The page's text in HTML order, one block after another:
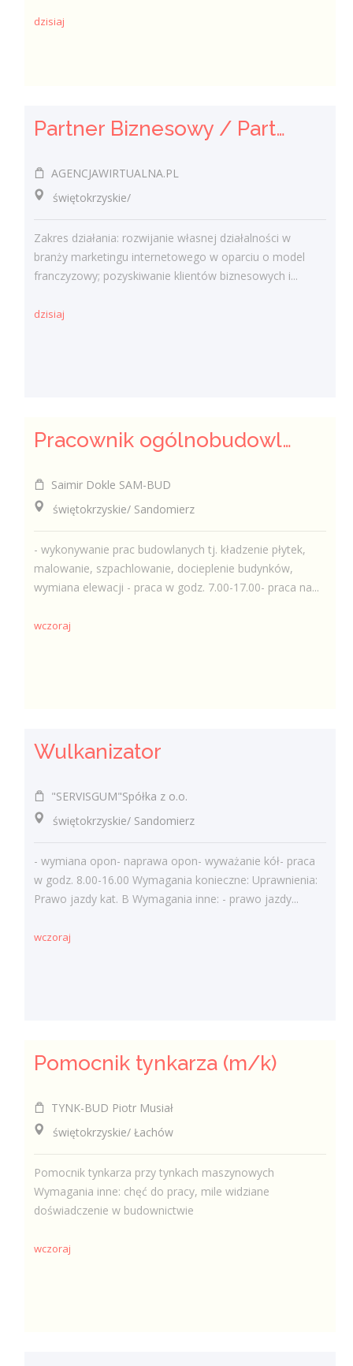
dzisiaj
Partner Biznesowy / Partnerka Biznesowa – agencja marketingu online
AGENCJAWIRTUALNA.PL
świętokrzyskie/
Zakres działania: rozwijanie własnej działalności w
branży marketingu internetowego w oparciu o model
franczyzowy; pozyskiwanie klientów biznesowych i...
dzisiaj
Pracownik ogólnobudowlany ( k/m)
Saimir Dokle SAM-BUD
świętokrzyskie/ Sandomierz
- wykonywanie prac budowlanych tj. kładzenie płytek,
malowanie, szpachlowanie, docieplenie budynków,
wymiana elewacji - praca w godz. 7.00-17.00- praca na...
wczoraj
Wulkanizator
"SERVISGUM"Spółka z o.o.
świętokrzyskie/ Sandomierz
- wymiana opon- naprawa opon- wyważanie kół- praca
w godz. 8.00-16.00 Wymagania konieczne: Uprawnienia:
Prawo jazdy kat. B Wymagania inne: - prawo jazdy...
wczoraj
Pomocnik tynkarza (m/k)
TYNK-BUD Piotr Musiał
świętokrzyskie/ Łachów
Pomocnik tynkarza przy tynkach maszynowych
Wymagania inne: chęć do pracy, mile widziane
doświadczenie w budownictwie
wczoraj